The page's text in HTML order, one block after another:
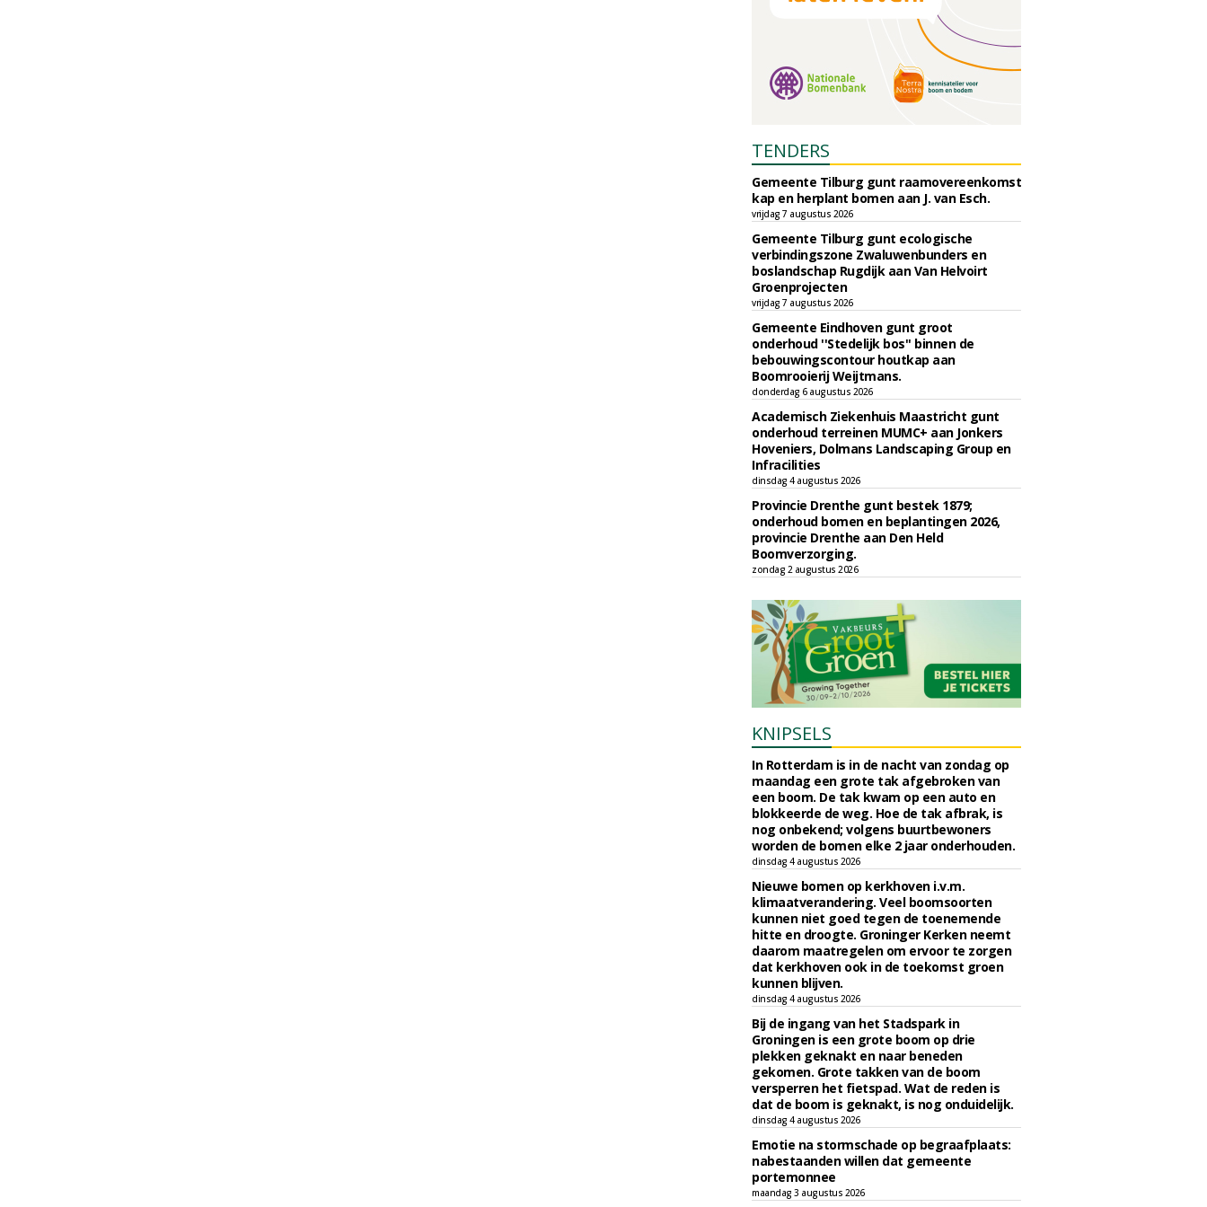
TENDERS
Gemeente Tilburg gunt raamovereenkomst
kap en herplant bomen aan J. van Esch.
vrijdag 7 augustus 2026
Gemeente Tilburg gunt ecologische
verbindingszone Zwaluwenbunders en
boslandschap Rugdijk aan Van Helvoirt
Groenprojecten
vrijdag 7 augustus 2026
Gemeente Eindhoven gunt groot
onderhoud ''Stedelijk bos'' binnen de
bebouwingscontour houtkap aan
Boomrooierij Weijtmans.
donderdag 6 augustus 2026
Academisch Ziekenhuis Maastricht gunt
onderhoud terreinen MUMC+ aan Jonkers
Hoveniers, Dolmans Landscaping Group en
Infracilities
dinsdag 4 augustus 2026
Provincie Drenthe gunt bestek 1879;
onderhoud bomen en beplantingen 2026,
provincie Drenthe aan Den Held
Boomverzorging.
zondag 2 augustus 2026
KNIPSELS
In Rotterdam is in de nacht van zondag op
maandag een grote tak afgebroken van
een boom. De tak kwam op een auto en
blokkeerde de weg. Hoe de tak afbrak, is
nog onbekend; volgens buurtbewoners
worden de bomen elke 2 jaar onderhouden.
dinsdag 4 augustus 2026
Nieuwe bomen op kerkhoven i.v.m.
klimaatverandering. Veel boomsoorten
kunnen niet goed tegen de toenemende
hitte en droogte. Groninger Kerken neemt
daarom maatregelen om ervoor te zorgen
dat kerkhoven ook in de toekomst groen
kunnen blijven.
dinsdag 4 augustus 2026
Bij de ingang van het Stadspark in
Groningen is een grote boom op drie
plekken geknakt en naar beneden
gekomen. Grote takken van de boom
versperren het fietspad. Wat de reden is
dat de boom is geknakt, is nog onduidelijk.
dinsdag 4 augustus 2026
Emotie na stormschade op begraafplaats:
nabestaanden willen dat gemeente
portemonnee
maandag 3 augustus 2026